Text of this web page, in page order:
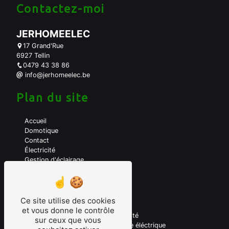
Contactez-moi
JERHOMEELEC
17 Grand'Rue
6927 Tellin
0479 43 38 86
info@jerhomeelec.be
Plan du site
Accueil
Domotique
Contact
Électricité
Gestion d'éclairage
Mes prestations
Domotique
Electricien domotique
Electricité
Véhicule éléctrique
Ce site utilise des cookies
et vous donne le contrôle
sur ceux que vous